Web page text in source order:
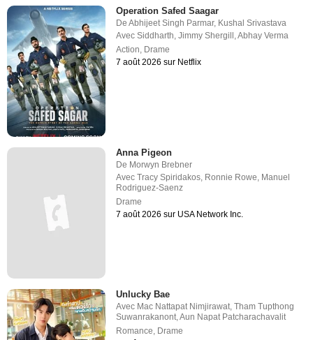
Operation Safed Saagar
DeAbhijeet Singh Parmar, Kushal Srivastava
AvecSiddharth ,Jimmy Shergill ,Abhay Verma
Action Drame
7 août 2026 sur Netflix
Anna Pigeon
De Morwyn Brebner
AvecTracy Spiridakos, Ronnie Rowe, Manuel
Rodriguez-Saenz
Drame
7 août 2026 sur USA Network Inc.
Unlucky Bae
Avec Mac Nattapat Nimjirawat,Tham Tupthong
Suwanrakanont,Aun Napat Patcharachavalit
Romance, Drame